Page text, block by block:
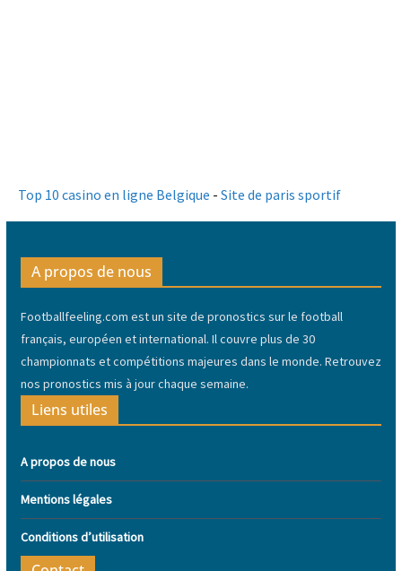
Top 10 casino en ligne Belgique - Site de paris sportif
A propos de nous
Footballfeeling.com est un site de pronostics sur le football
français, européen et international. Il couvre plus de 30
championnats et compétitions majeures dans le monde. Retrouvez
nos pronostics mis à jour chaque semaine.
Liens utiles
A propos de nous
Mentions légales
Conditions d’utilisation